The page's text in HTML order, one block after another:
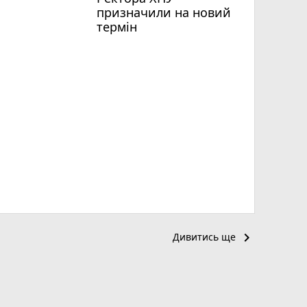
призначили на новий
термін
Дивитись ще keyboard_arrow_right